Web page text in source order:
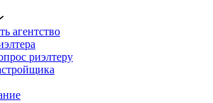
агентство
риэлтеру